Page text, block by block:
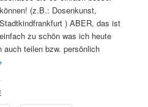
können! (z.B.: Dosenkunst,
Stadtkindfrankfurt ) ABER, das ist
einfach zu schön was ich heute
auch teilen bzw. persönlich